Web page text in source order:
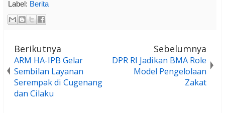
Label: Berita
Berikutnya
ARM HA-IPB Gelar
Sembilan Layanan
Serempak di Cugenang
dan Cilaku
Sebelumnya
DPR RI Jadikan BMA Role
Model Pengelolaan
Zakat